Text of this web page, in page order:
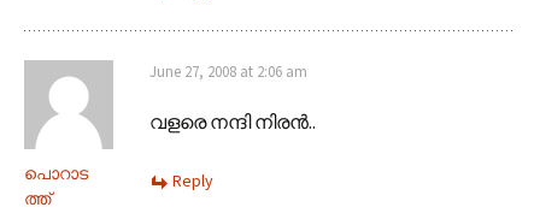
പൊറാട
ത്ത്
June 27, 2008 at 2:06 am
വളരെ നന്ദി നിരന്‍..
Reply